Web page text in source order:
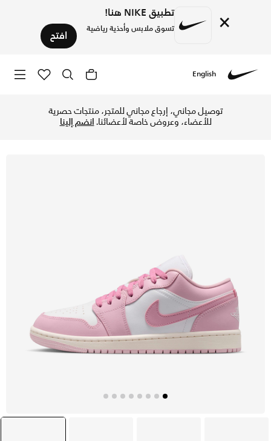
× تطبيق NIKE هنا!
تسوق ملابس وأحذية رياضية افتح
English
توصيل مجاني، إرجاع مجاني للمتجر، منتجات حصرية
للأعضاء، وعروض خاصة لأعضائنا.انضم إلينا